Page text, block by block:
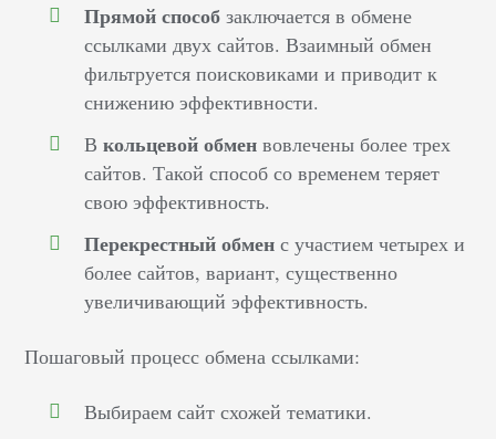
Прямой способ заключается в обмене
ссылками двух сайтов. Взаимный обмен
фильтруется поисковиками и приводит к
снижению эффективности.
Вкольцевой обмен вовлечены более трех
сайтов. Такой способ со временем теряет
свою эффективность.
Перекрестный обмен с участием четырех и
более сайтов, вариант, существенно
увеличивающий эффективность.
Пошаговый процесс обмена ссылками:
Выбираем сайт схожей тематики.